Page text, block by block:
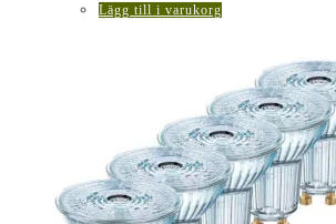
Lägg till i varukorg